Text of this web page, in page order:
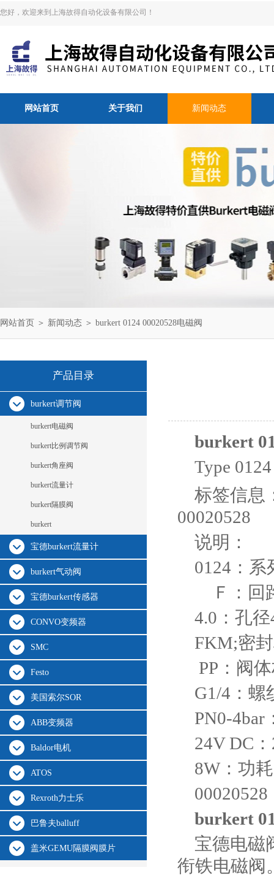
您好，欢迎来到上海故得自动化设备有限公司！
网站首页 关于我们 新闻动态
网站首页 ＞ 新闻动态 ＞ burkert 0124 00020528电磁阀
产品目录
burkert调节阀
burkert电磁阀
burkert比例调节阀
burkert角座阀
burkert流量计
burkert隔膜阀
burkert
宝德burkert流量计
burkert气动阀
宝德burkert传感器
CONVO变频器
SMC
Festo
美国索尔SOR
ABB变频器
Baldor电机
ATOS
Rexroth力士乐
巴鲁夫balluff
盖米GEMU隔膜阀膜片
burkert
Type
标签信息
00020528
说明：
0124：系
Ｆ：回
4.0：孔径
FKM;密
PP：阀
G1/4：螺
PN0-4bar
24V DC
8W：功耗
burkert
宝德电磁
衔铁电磁阀